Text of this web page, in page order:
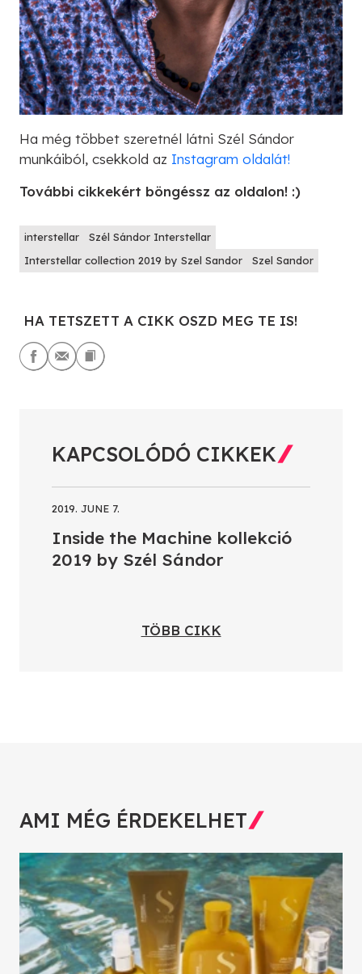
Ha még többet szeretnél látni Szél Sándor
munkáiból, csekkold az Instagram oldalát!
További cikkekért böngéssz az oldalon! :)
interstellar
Szél Sándor Interstellar
Interstellar collection 2019 by Szel Sandor
Szel Sandor
HA TETSZETT A CIKK OSZD MEG TE IS!
KAPCSOLÓDÓ CIKKEK
2019. JUNE 7.
Inside the Machine kollekció
2019 by Szél Sándor
TÖBB CIKK
AMI MÉG ÉRDEKELHET